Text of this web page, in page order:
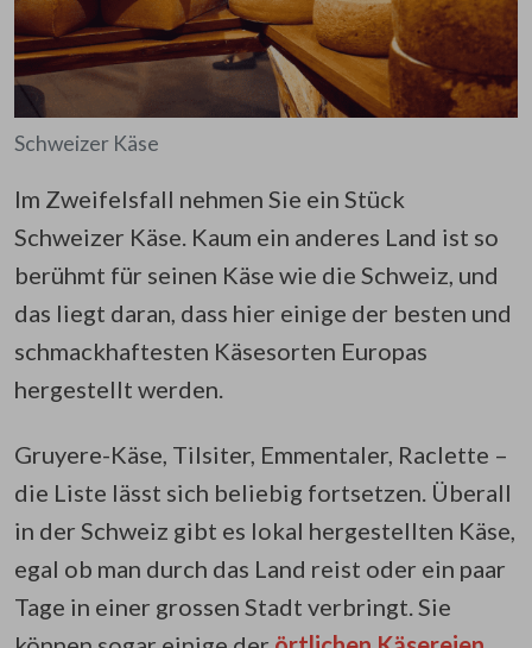
Schweizer Käse
Im Zweifelsfall nehmen Sie ein Stück
Schweizer Käse. Kaum ein anderes Land ist so
berühmt für seinen Käse wie die Schweiz, und
das liegt daran, dass hier einige der besten und
schmackhaftesten Käsesorten Europas
hergestellt werden.
Gruyere-Käse, Tilsiter, Emmentaler, Raclette –
die Liste lässt sich beliebig fortsetzen. Überall
in der Schweiz gibt es lokal hergestellten Käse,
egal ob man durch das Land reist oder ein paar
Tage in einer grossen Stadt verbringt. Sie